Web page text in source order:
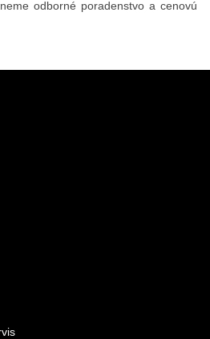
odborné poradenstvo a cenovú